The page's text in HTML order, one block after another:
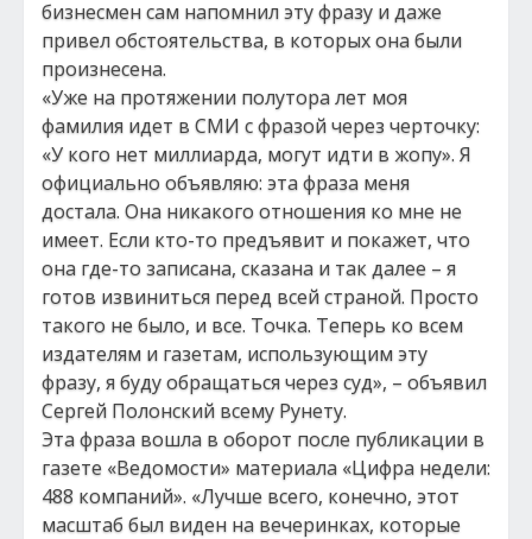
бизнесмен сам напомнил эту фразу и даже
привел обстоятельства, в которых она были
произнесена.
«Уже на протяжении полутора лет моя
фамилия идет в СМИ с фразой через черточку:
«У кого нет миллиарда, могут идти в жопу». Я
официально объявляю: эта фраза меня
достала. Она никакого отношения ко мне не
имеет. Если кто-то предъявит и покажет, что
она где-то записана, сказана и так далее – я
готов извиниться перед всей страной. Просто
такого не было, и все. Точка. Теперь ко всем
издателям и газетам, использующим эту
фразу, я буду обращаться через суд», – объявил
Сергей Полонский всему Рунету.
Эта фраза вошла в оборот после публикации в
газете «Ведомости» материала «Цифра недели:
488 компаний». «Лучше всего, конечно, этот
масштаб был виден на вечеринках, которые